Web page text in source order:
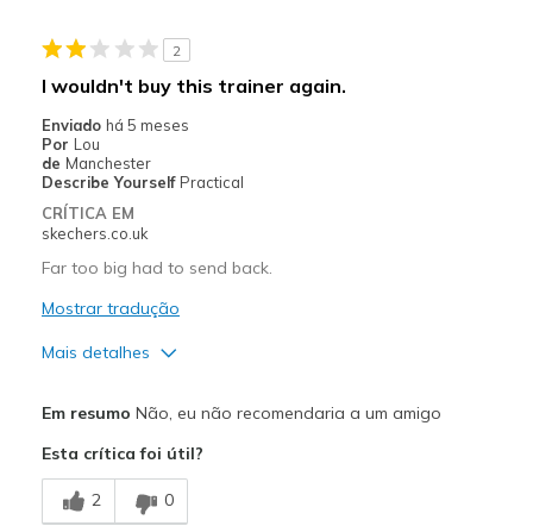
Melhores utilizações
Travel
Width
Sizing
View On Shoes
Shoes are for Wearing
2
I wouldn't buy this trainer again.
Enviado há 5 meses
Por Lou
de Manchester
Describe Yourself Practical
CRÍTICA EM
skechers.co.uk
Far too big had to send back.
Mostrar tradução
Mais detalhes
Width
Sizing
Em resumo Não, eu não recomendaria a um amigo
Esta crítica foi útil?
2 0